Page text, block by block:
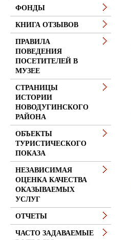
ФОНДЫ
КНИГА ОТЗЫВОВ
ПРАВИЛА
ПОВЕДЕНИЯ
ПОСЕТИТЕЛЕЙ В
МУЗЕЕ
СТРАНИЦЫ
ИСТОРИИ
НОВОДУГИНСКОГО
РАЙОНА
ОБЪЕКТЫ
ТУРИСТИЧЕСКОГО
ПОКАЗА
НЕЗАВИСИМАЯ
ОЦЕНКА КАЧЕСТВА
ОКАЗЫВАЕМЫХ
УСЛУГ
ОТЧЕТЫ
ЧАСТО ЗАДАВАЕМЫЕ